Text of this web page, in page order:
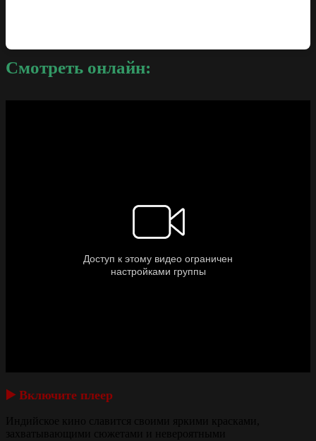
Смотреть онлайн:
▶️ Включите плеер